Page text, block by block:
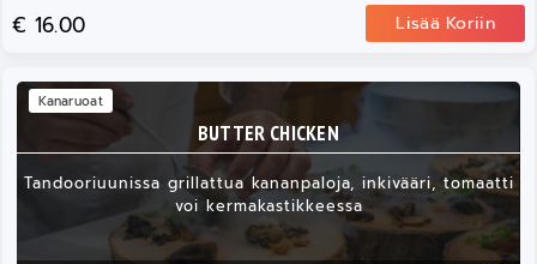
€ 16.00 Lisää Koriin
BUTTER CHICKEN
Tandooriuunissa grillattua kananpaloja, inkivääri, tomaatti
voi kermakastikkeessa
Kanaruoat